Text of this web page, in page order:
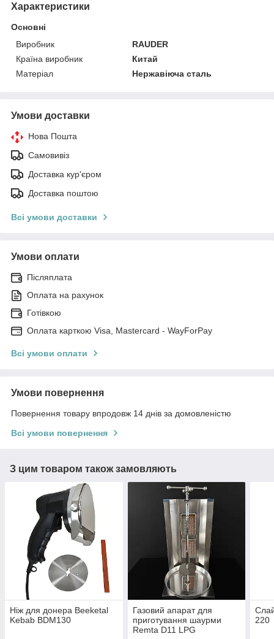
Характеристики
Основні
Виробник
RAUDER
Країна виробник
Китай
Матеріал
Нержавіюча сталь
Умови доставки
Нова Пошта
Самовивіз
Доставка кур'єром
Доставка поштою
Всі умови доставки
Умови оплати
Післяплата
Оплата на рахунок
Готівкою
Оплата карткою Visa, Mastercard - WayForPay
Всі умови оплати
Умови повернення
Повернення товару впродовж 14 днів за домовленістю
Всі умови повернення
З цим товаром також замовляють
Ніж для донера Beeketal
Kebab BDM130
Газовий апарат для
приготування шаурми
Remta D11 LPG
220